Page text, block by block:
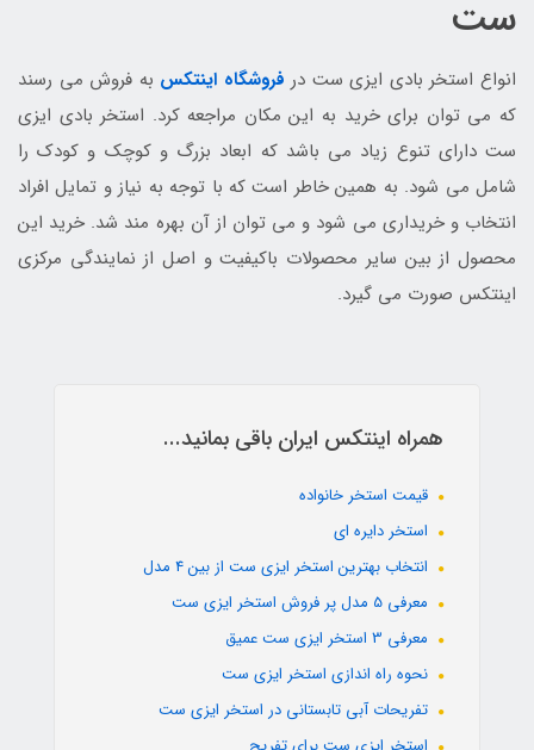
ست
انواع استخر بادی ایزی ست در فروشگاه اینتکس به فروش می رسند
که می توان برای خرید به این مکان مراجعه کرد. استخر بادی ایزی
ست دارای تنوع زیاد می باشد که ابعاد بزرگ و کوچک و کودک را
شامل می شود. به همین خاطر است که با توجه به نیاز و تمایل افراد
انتخاب و خریداری می شود و می توان از آن بهره مند شد. خرید این
محصول از بین سایر محصولات باکیفیت و اصل از نمایندگی مرکزی
اینتکس صورت می گیرد.
همراه اینتکس ایران باقی بمانید...
قیمت استخر خانواده
استخر دایره ای
انتخاب بهترین استخر ایزی ست از بین 4 مدل
معرفی 5 مدل پر فروش استخر ایزی ست
معرفی 3 استخر ایزی ست عمیق
نحوه راه اندازی استخر ایزی ست
تفریحات آبی تابستانی در استخر ایزی ست